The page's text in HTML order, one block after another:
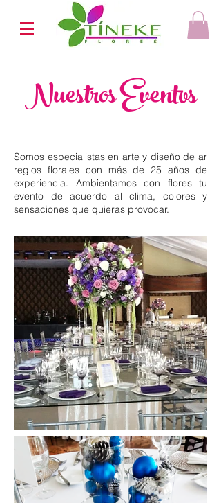
Nuestros Eventos
Somos especialistas en arte y diseño de ar
reglos florales con más de 25 años de
experiencia. Ambientamos con flores tu
evento de acuerdo al clima, colores y
sensaciones que quieras provocar.